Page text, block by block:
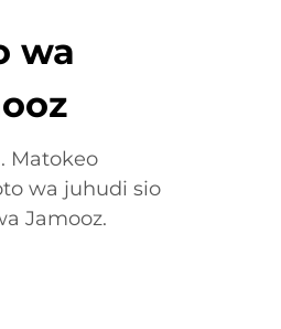
wa
Matokeo
wa juhudi sio
Jamooz.